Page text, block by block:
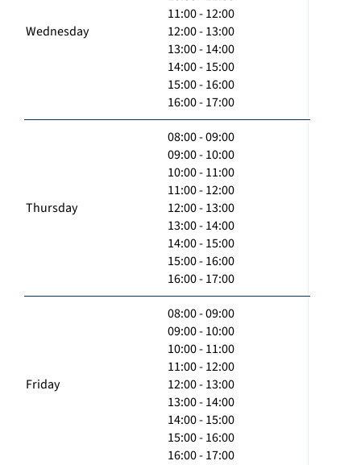
Wednesday
11:00 - 12:00
12:00 - 13:00
13:00 - 14:00
14:00 - 15:00
15:00 - 16:00
16:00 - 17:00
Thursday
08:00 - 09:00
09:00 - 10:00
10:00 - 11:00
11:00 - 12:00
12:00 - 13:00
13:00 - 14:00
14:00 - 15:00
15:00 - 16:00
16:00 - 17:00
Friday
08:00 - 09:00
09:00 - 10:00
10:00 - 11:00
11:00 - 12:00
12:00 - 13:00
13:00 - 14:00
14:00 - 15:00
15:00 - 16:00
16:00 - 17:00